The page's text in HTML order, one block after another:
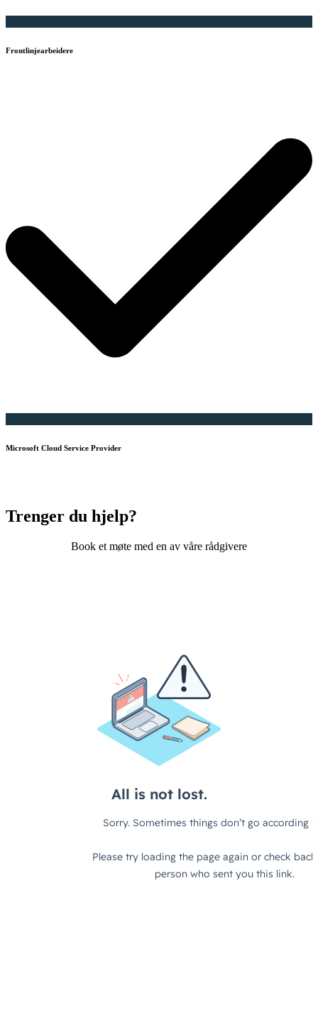
Frontlinjearbeidere
Microsoft Cloud Service Provider
Trenger du hjelp?
Book et møte med en av våre rådgivere